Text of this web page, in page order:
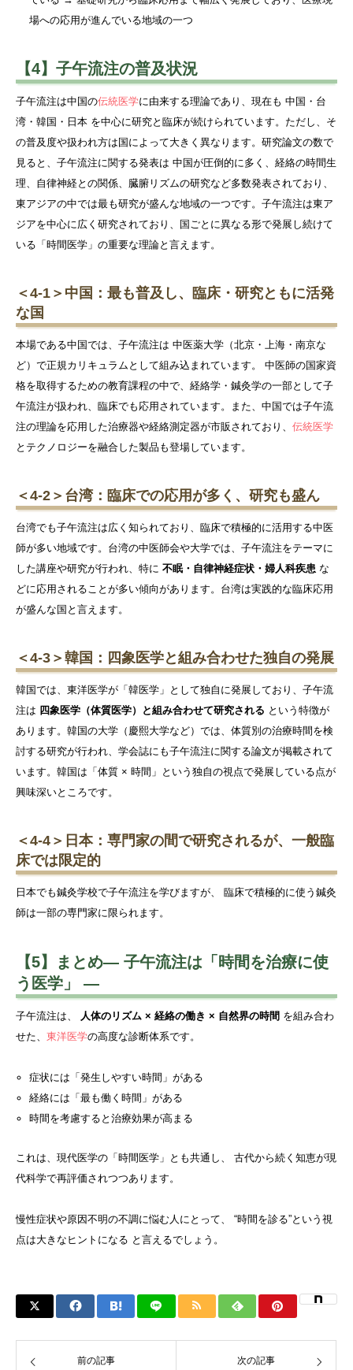
場への応用が進んでいる地域の一つ
【4】子午流注の普及状況
子午流注は中国の伝統医学に由来する理論であり、現在も 中国・台
湾・韓国・日本 を中心に研究と臨床が続けられています。ただし、そ
の普及度や扱われ方は国によって大きく異なります。研究論文の数で
見ると、子午流注に関する発表は 中国が圧倒的に多く、経絡の時間生
理、自律神経との関係、臓腑リズムの研究など多数発表されており、
東アジアの中では最も研究が盛んな地域の一つです。子午流注は東ア
ジアを中心に広く研究されており、国ごとに異なる形で発展し続けて
いる「時間医学」の重要な理論と言えます。
＜4-1＞中国：最も普及し、臨床・研究ともに活発
な国
本場である中国では、子午流注は 中医薬大学（北京・上海・南京な
ど）で正規カリキュラムとして組み込まれています。 中医師の国家資
格を取得するための教育課程の中で、経絡学・鍼灸学の一部として子
午流注が扱われ、臨床でも応用されています。また、中国では子午流
注の理論を応用した治療器や経絡測定器が市販されており、 伝統医学
とテクノロジーを融合した製品も登場しています。
＜4-2＞台湾：臨床での応用が多く、研究も盛ん
台湾でも子午流注は広く知られており、臨床で積極的に活用する中医
師が多い地域です。台湾の中医師会や大学では、子午流注をテーマに
した講座や研究が行われ、特に 不眠・自律神経症状・婦人科疾患 な
どに応用されることが多い傾向があります。台湾は実践的な臨床応用
が盛んな国と言えます。
＜4-3＞韓国：四象医学と組み合わせた独自の発展
韓国では、東洋医学が「韓医学」として独自に発展しており、子午流
注は 四象医学（体質医学）と組み合わせて研究される という特徴が
あります。韓国の大学（慶熙大学など）では、体質別の治療時間を検
討する研究が行われ、学会誌にも子午流注に関する論文が掲載されて
います。韓国は「体質 × 時間」という独自の視点で発展している点が
興味深いところです。
＜4-4＞日本：専門家の間で研究されるが、一般臨
床では限定的
日本でも鍼灸学校で子午流注を学びますが、 臨床で積極的に使う鍼灸
師は一部の専門家に限られます。
【5】まとめ― 子午流注は「時間を治療に使
う医学」 ―
子午流注は、 人体のリズム × 経絡の働き × 自然界の時間 を組み合わ
せた、 東洋医学の高度な診断体系です。
症状には「発生しやすい時間」がある
経絡には「最も働く時間」がある
時間を考慮すると治療効果が高まる
これは、現代医学の「時間医学」とも共通し、 古代から続く知恵が現
代科学で再評価されつつあります。
慢性症状や原因不明の不調に悩む人にとって、 “時間を診る”という視
点は大きなヒントになる と言えるでしょう。
前の記事 次の記事